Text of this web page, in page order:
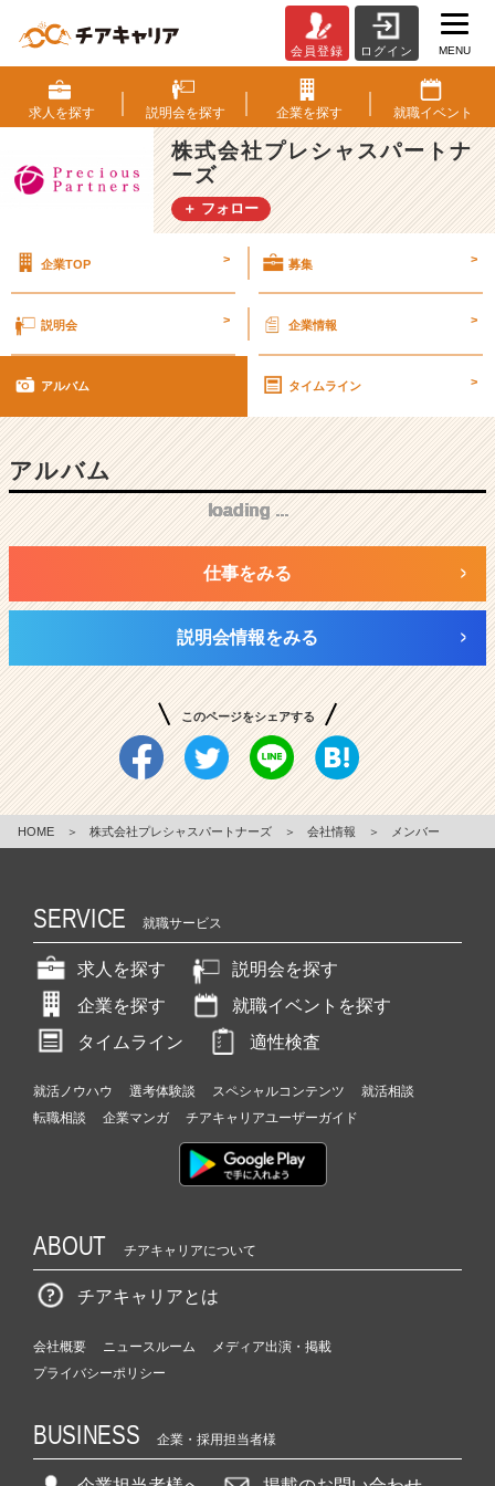
ン
チ
ャ
ー・
成
長
企
ら
ウ
イ
キ
ャ
ア
（C
h
C
e
e
r）
会員登録 ログイン MENU
求人を探す 説明会を探す 企業を探す 就職イベント
株式会社プレシャスパートナ
ーズ
＋ フォロー
企業TOP > 募集 >
説明会 > 企業情報 >
アルバム タイムライン >
アルバム
loading ...
loading ...
loading ...
loading ...
loading ...
loading ...
loading ...
loading ...
loading ...
仕事をみる
説明会情報をみる
このページをシェアする
HOME ＞ 株式会社プレシャスパートナーズ ＞ 会社情報 ＞ メンバー
SERVICE 就職サービス
求人を探す
説明会を探す
企業を探す
就職イベントを探す
タイムライン
適性検査
就活ノウハウ 選考体験談 スペシャルコンテンツ
就活相談
転職相談
企業マンガ チアキャリアユーザーガイド
ABOUT チアキャリアについて
チアキャリアとは
会社概要 ニュースルーム
メディア出演・掲載
プライバシーポリシー
BUSINESS 企業・採用担当者様